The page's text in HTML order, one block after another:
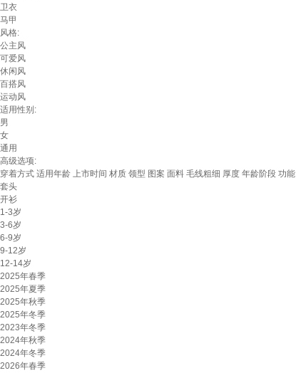
卫衣
马甲
风格:
公主风
可爱风
休闲风
百搭风
运动风
适用性别:
男
女
通用
高级选项:
穿着方式 适用年龄 上市时间 材质 领型 图案 面料 毛线粗细 厚度 年龄阶段 功能
套头
开衫
1-3岁
3-6岁
6-9岁
9-12岁
12-14岁
2025年春季
2025年夏季
2025年秋季
2025年冬季
2023年冬季
2024年秋季
2024年冬季
2026年春季